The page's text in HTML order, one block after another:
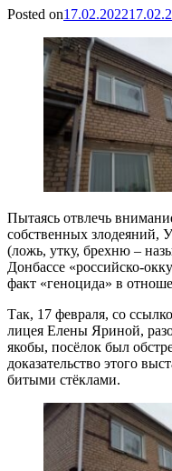
Posted on17.02.2022
Пытаясь отвлечь
собственных злодеяний,
(ложь, утку, брехню –
Донбассе «российско-
факт «геноцида» в
Так, 17 февраля, со
лицея Елены Яриной,
якобы, посёлок был
доказательство этого
битыми стёклами.